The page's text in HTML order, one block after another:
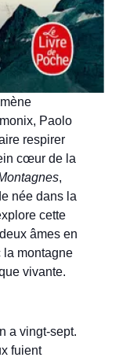
Paolo
respirer
cœur de la
,
née dans la
cette
âmes en
la montagne
vivante.
a vingt-sept.
fuient